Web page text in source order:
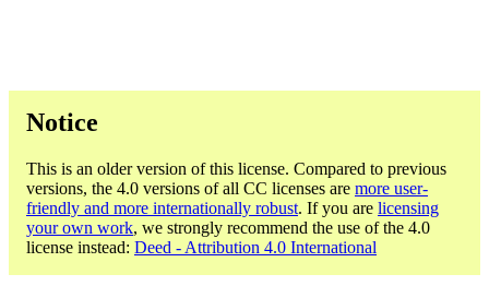
Notice
This is an older version of this license. Compared to previous
versions, the 4.0 versions of all CC licenses are more user-
friendly and more internationally robust. If you are licensing
your own work, we strongly recommend the use of the 4.0
license instead: Deed - Attribution 4.0 International